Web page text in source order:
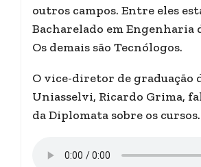
outros campos. Entre eles
Bacharelado em Engenharia
Os demais são Tecnólogos.
O vice-diretor de graduação
Uniasselvi, Ricardo Grima,
da Diplomata sobre os